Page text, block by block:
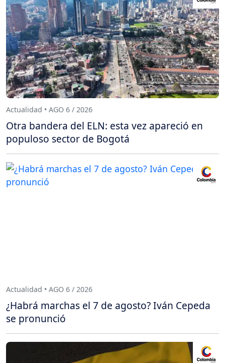
Actualidad • AGO 6 / 2026
Otra bandera del ELN: esta vez apareció en
populoso sector de Bogotá
Actualidad • AGO 6 / 2026
¿Habrá marchas el 7 de agosto? Iván Cepeda
se pronunció